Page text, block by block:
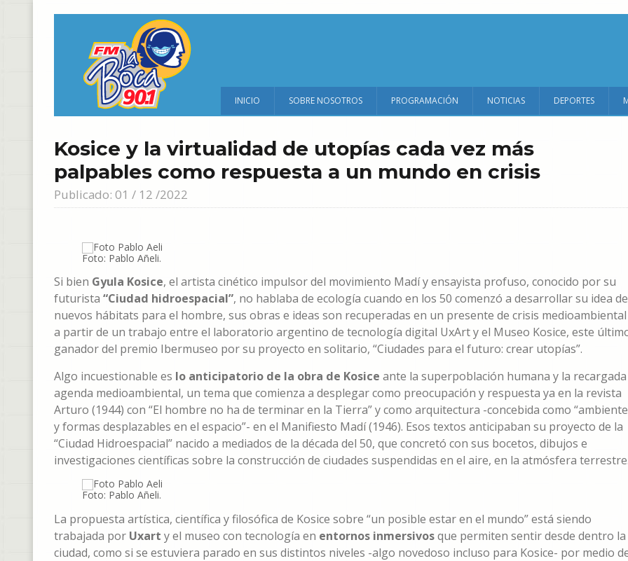
INICIO SOBRE NOSOTROS PROGRAMACIÓN NOTICIAS DEPORTES
Kosice y la virtualidad de utopías cada vez más
palpables como respuesta a un mundo en crisis
Publicado: 01 / 12 /2022
Foto: Pablo Añeli.
Si bien Gyula Kosice, el artista cinético impulsor del movimiento Madí y ensayista profuso, conocido por su
futurista “Ciudad hidroespacial”, no hablaba de ecología cuando en los 50 comenzó a desarrollar su idea de
nuevos hábitats para el hombre, sus obras e ideas son recuperadas en un presente de crisis medioambiental
a partir de un trabajo entre el laboratorio argentino de tecnología digital UxArt y el Museo Kosice, este
ganador del premio Ibermuseo por su proyecto en solitario, “Ciudades para el futuro: crear utopías”.
Algo incuestionable es lo anticipatorio de la obra de Kosice ante la superpoblación humana y la recargada
agenda medioambiental, un tema que comienza a desplegar como preocupación y respuesta ya en la revista
Arturo (1944) con “El hombre no ha de terminar en la Tierra” y como arquitectura -concebida como “ambiente
y formas desplazables en el espacio”- en el Manifiesto Madí (1946). Esos textos anticipaban su proyecto de la
“Ciudad Hidroespacial” nacido a mediados de la década del 50, que concretó con sus bocetos, dibujos e
investigaciones científicas sobre la construcción de ciudades suspendidas en el aire, en la atmósfera
Foto: Pablo Añeli.
La propuesta artística, científica y filosófica de Kosice sobre “un posible estar en el mundo” está siendo
trabajada por Uxart y el museo con tecnología en entornos inmersivosque permiten sentir desde dentro la
ciudad, como si se estuviera parado en sus distintos niveles -algo novedoso incluso para Kosice- por medio